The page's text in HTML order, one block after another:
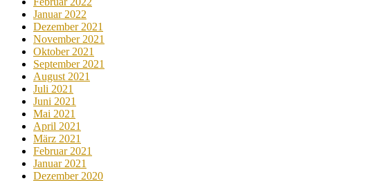
Januar 2022
Dezember 2021
November 2021
Oktober 2021
September 2021
August 2021
Juli 2021
Juni 2021
Mai 2021
April 2021
März 2021
Februar 2021
Januar 2021
Dezember 2020